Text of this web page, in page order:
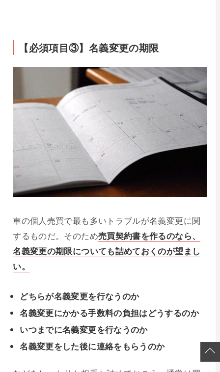
【必須項目③】名義変更の期限
車の個人売買で最も多いトラブルが名義変更に関
するものだ。そのため売買契約書を作るのなら、
名義変更の期限についても詰めておくのが望まし
い。
どちらが名義変更を行なうのか
名義変更にかかる手数料の負担はどうするのか
いつまでに名義変更を行なうのか
名義変更をした後に連絡をもらうのか